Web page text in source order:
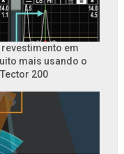
em
mais usando o
200